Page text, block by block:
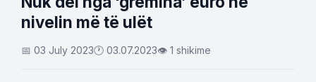
nivelin më të ulët
📅 03 July 2023🕐 03.07.2023👁 1 shikime